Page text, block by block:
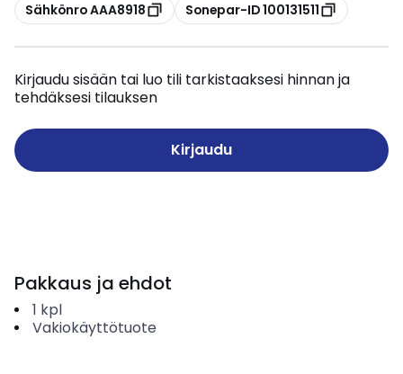
Kopioi
Sähkönro AAA8918 Kopioi
Sonepar-ID 100131511
Kirjaudu sisään tai luo tili tarkistaaksesi hinnan ja
tehdäksesi tilauksen
Kirjaudu
Pakkaus ja ehdot
1 kpl
Vakiokäyttötuote